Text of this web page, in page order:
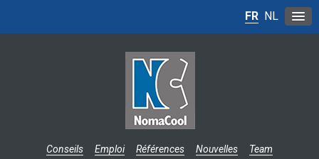
Conseils Emploi Références Nouvelles
Team
FR NL